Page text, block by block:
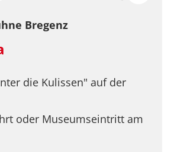
Bregenz
die Kulissen" auf der
oder Museumseintritt am